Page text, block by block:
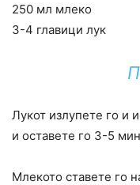
250 мл млеко
3-4 главици лук
Лукот излупете го и
и оставете го 3-5
Млекото ставете го